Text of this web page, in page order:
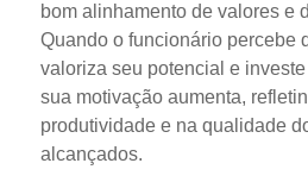
bom alinhamento de valores e
Quando o funcionário percebe
valoriza seu potencial e
sua motivação aumenta,
produtividade e na qualidade
alcançados.